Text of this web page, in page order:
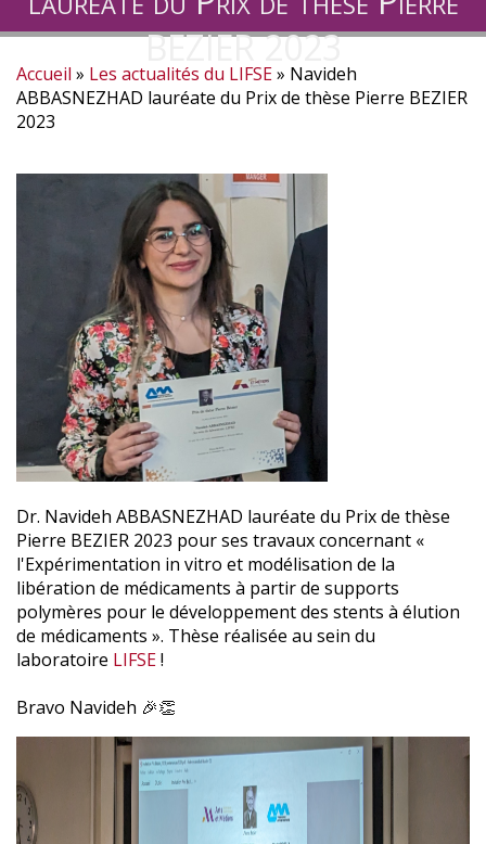
BEZIER 2023
Fil
Accueil Les actualités du LIFSE
Navideh
ABBASNEZHAD lauréate du Prix de thèse Pierre BEZIER
2023
Dr. Navideh ABBASNEZHAD lauréate du Prix de thèse
Pierre BEZIER 2023 pour ses travaux concernant «
l'Expérimentation in vitro et modélisation de la
libération de médicaments à partir de supports
polymères pour le développement des stents à élution
de médicaments ». Thèse réalisée au sein du
laboratoire LIFSE!
Bravo Navideh 🎉👏